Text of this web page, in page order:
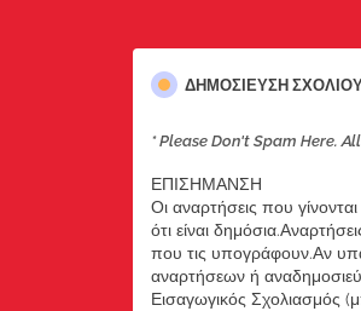
ΔΗΜΟΣΊΕΥΣΗ
* Please Don't Spam Here.
ΕΠΙΣΗΜΑΝΣΗ
Οι αναρτήσεις που
ότι είναι
που τις υπογράφουν.Αν
αναρτήσεων ή
Εισαγωγικός Σχολιασμός